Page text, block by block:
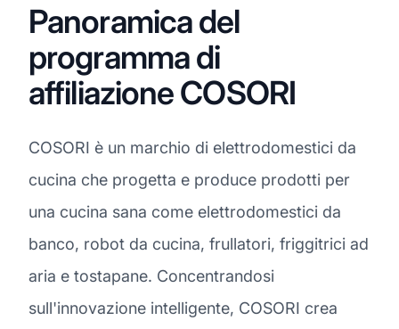
Panoramica del
programma di
affiliazione COSORI
COSORI è un marchio di elettrodomestici da
cucina che progetta e produce prodotti per
una cucina sana come elettrodomestici da
banco, robot da cucina, frullatori, friggitrici ad
aria e tostapane. Concentrandosi
sull'innovazione intelligente, COSORI crea